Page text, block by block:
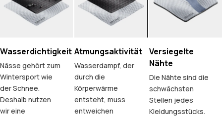
Wasserdichtigkeit
Nässe gehört zum
Wintersport wie
der Schnee.
Deshalb nutzen
wir eine
Atmungsaktivität
Wasserdampf, der
durch die
Körperwärme
entsteht, muss
entweichen
Versiegelte
Nähte
Die Nähte sind die
schwächsten
Stellen jedes
Kleidungsstücks.